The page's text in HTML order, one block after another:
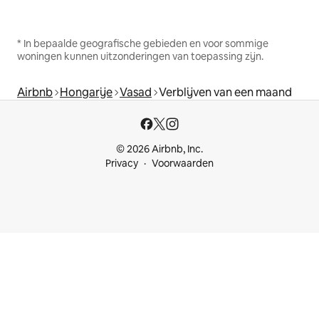
* In bepaalde geografische gebieden en voor sommige
woningen kunnen uitzonderingen van toepassing zijn.
Airbnb Hongarije Vasad Verblijven van een maand
© 2026 Airbnb, Inc.
Privacy
Voorwaarden